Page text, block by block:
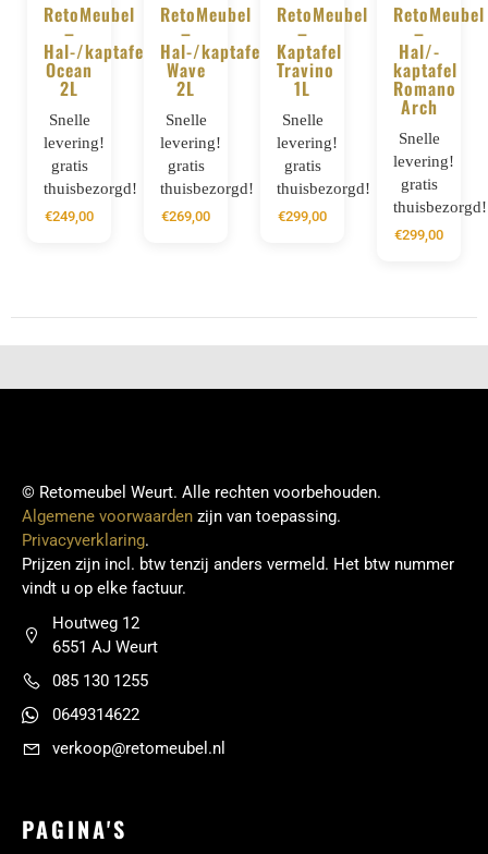
BESTELLEN
RetoMeubel
–
Hal-/kaptafel
Ocean
2L
Snelle
levering!
gratis
thuisbezorgd!
€249,00
BESTELLEN
RetoMeubel
–
Hal-/kaptafel
Wave
2L
Snelle
levering!
gratis
thuisbezorgd!
€269,00
BESTELLEN
RetoMeubel
–
Kaptafel
Travino
1L
Snelle
levering!
gratis
thuisbezorgd!
€299,00
BESTELLEN
RetoMeubel
–
Hal/-
kaptafel
Romano
Arch
Snelle
levering!
gratis
thuisbezorgd!
€299,00
© Retomeubel Weurt. Alle rechten voorbehouden.
Algemene voorwaarden zijn van toepassing.
Privacyverklaring.
Prijzen zijn incl. btw tenzij anders vermeld. Het btw nummer
vindt u op elke factuur.
Houtweg 12
6551 AJ Weurt
085 130 1255
0649314622
verkoop@retomeubel.nl
PAGINA'S